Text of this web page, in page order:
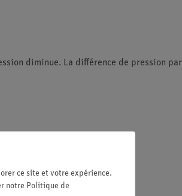
diminue. La différence de pression par
ce site et votre expérience.
notre Politique de